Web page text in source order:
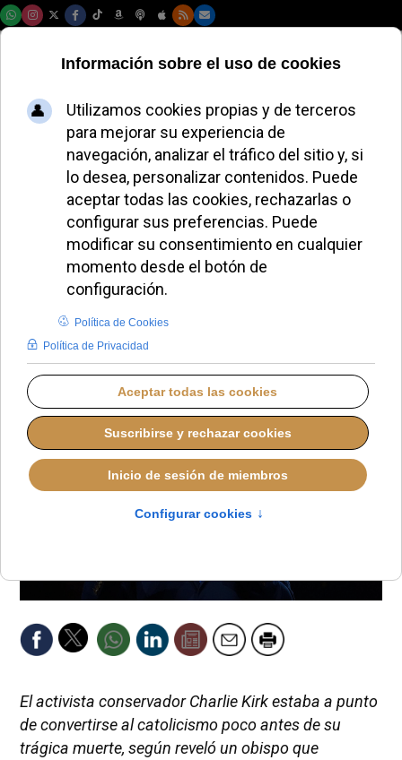
Charlie Kirk, cerca
de convertirse al
catolicismo antes de
su trágica muerte
JAVIER RUIZ ARREGUI
IDENTIDAD CRISTIANA
LUNES, 22 SEPTIEMBRE 2025 18:35
El activista conservador Charlie Kirk estaba a punto
de convertirse al catolicismo poco antes de su
trágica muerte, según reveló un obispo que